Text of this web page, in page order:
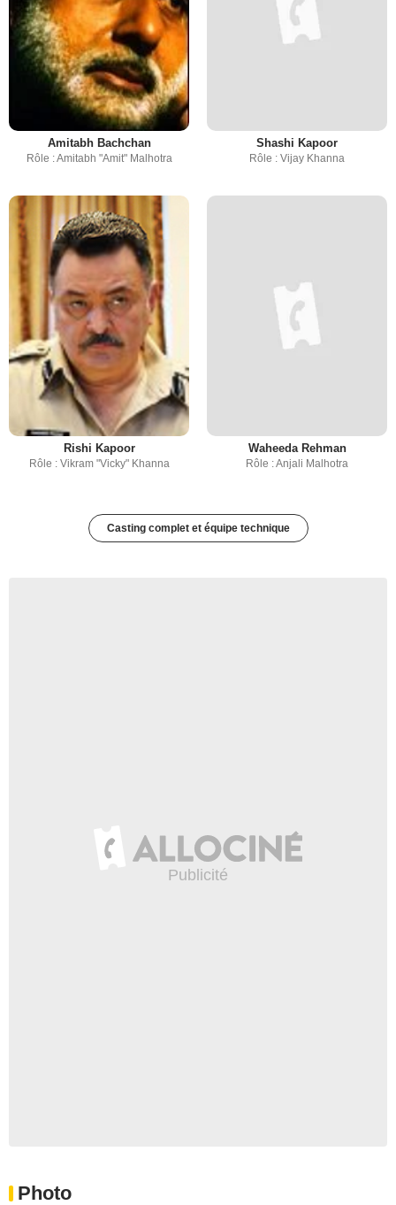
Amitabh Bachchan
Rôle : Amitabh "Amit" Malhotra
Shashi Kapoor
Rôle : Vijay Khanna
Rishi Kapoor
Rôle : Vikram "Vicky" Khanna
Waheeda Rehman
Rôle : Anjali Malhotra
Casting complet et équipe technique
Photo